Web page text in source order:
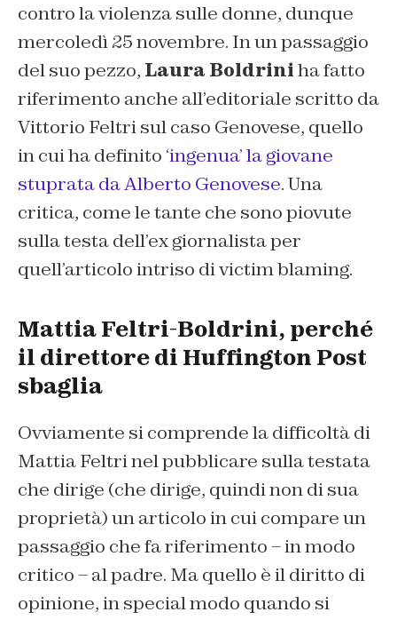
contro la violenza sulle donne, dunque
mercoledì 25 novembre. In un passaggio
del suo pezzo, Laura Boldriniha fatto
riferimento anche all’editoriale scritto da
Vittorio Feltri sul caso Genovese, quello
in cui ha definito ‘ingenua’ la giovane
stuprata da Alberto Genovese. Una
critica, come le tante che sono piovute
sulla testa dell’ex giornalista per
quell’articolo intriso di victim blaming.
Mattia Feltri-Boldrini, perché
il direttore di Huffington Post
sbaglia
Ovviamente si comprende la difficoltà di
Mattia Feltri nel pubblicare sulla testata
che dirige (che dirige, quindi non di sua
proprietà) un articolo in cui compare un
passaggio che fa riferimento – in modo
critico – al padre. Ma quello è il diritto di
opinione, in special modo quando si